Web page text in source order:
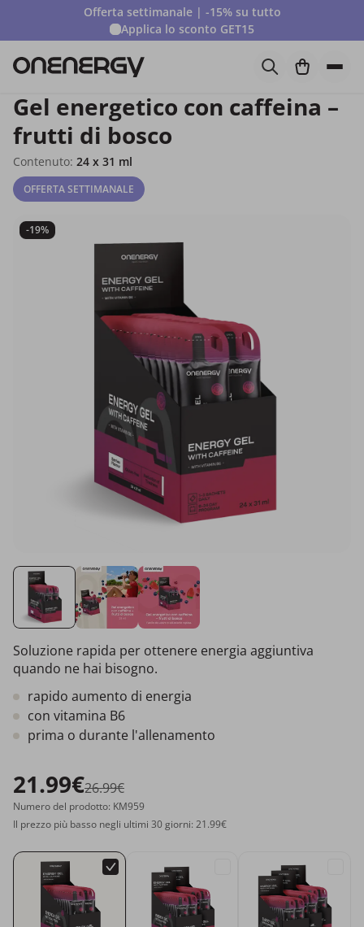
Offerta settimanale | -15% su tutto
Applica lo sconto GET15
Gel energetico con caffeina –
frutti di bosco
Contenuto: 24 x 31 ml
OFFERTA SETTIMANALE
-19%
Soluzione rapida per ottenere energia aggiuntiva
quando ne hai bisogno.
rapido aumento di energia
con vitamina B6
prima o durante l'allenamento
21.99€26.99€
Numero del prodotto: KM959
Il prezzo più basso negli ultimi 30 giorni: 21.99€